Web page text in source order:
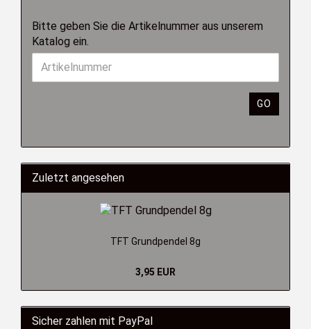
Bitte geben Sie die Artikelnummer aus unserem
Katalog ein.
GO
Zuletzt angesehen
TFT Grundpendel 8g
3,95 EUR
Sicher zahlen mit PayPal